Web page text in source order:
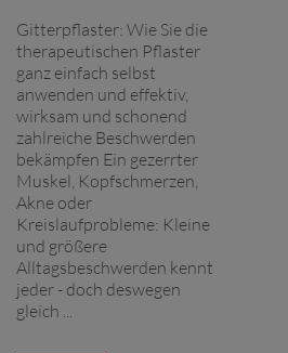
Gitterpflaster: Wie Sie die
therapeutischen Pflaster
ganz einfach selbst
anwenden und effektiv,
wirksam und schonend
zahlreiche Beschwerden
bekämpfen Ein gezerrter
Muskel, Kopfschmerzen,
Akne oder
Kreislaufprobleme: Kleine
und größere
Alltagsbeschwerden kennt
jeder - doch deswegen
gleich ...